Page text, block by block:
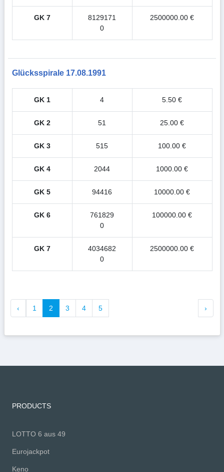
GK 7
8129171
0
2500000.00 €
Glücksspirale 17.08.1991
GK 1 4 5.50 €
GK 2 51 25.00 €
GK 3 515 100.00 €
GK 4 2044 1000.00 €
GK 5 94416 10000.00 €
GK 6
761829
0
100000.00 €
GK 7
4034682
0
2500000.00 €
‹ 1 2 3 4 5 ›
PRODUCTS
LOTTO 6 aus 49
Eurojackpot
Keno